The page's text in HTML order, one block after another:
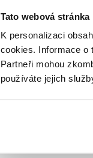
Tato webová
K personalizaci
cookies. Informace o
Partneři mohou
používáte jejich